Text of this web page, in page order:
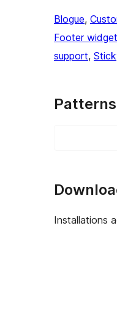
Blogue,
Footer
support,
Patterns
Installations